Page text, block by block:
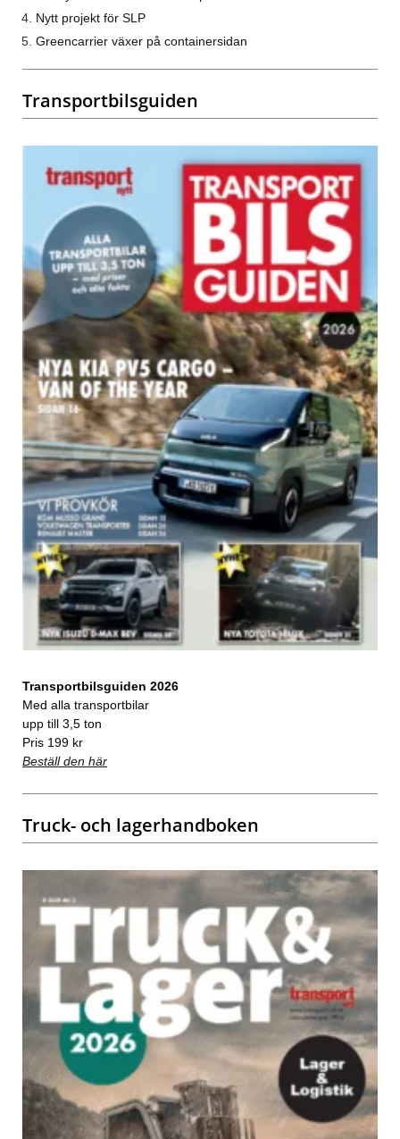
Nytt projekt för SLP
Greencarrier växer på containersidan
Transportbilsguiden
Transportbilsguiden 2026
Med alla transportbilar
upp till 3,5 ton
Pris 199 kr
Beställ den här
Truck- och lagerhandboken